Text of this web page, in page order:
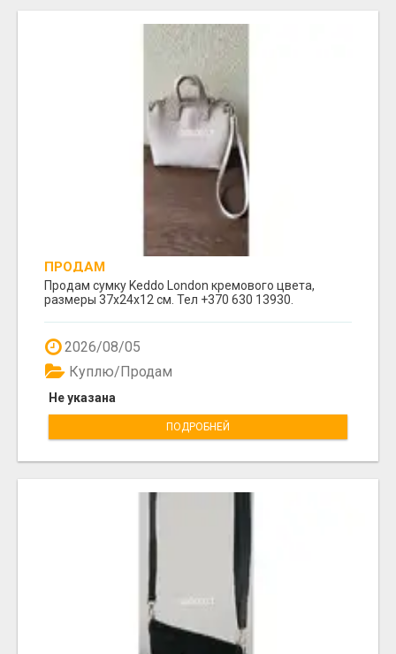
ПРОДАМ
Продам сумку Keddo London кремового цвета,
размеры 37x24x12 cм. Тел +370 630 13930.
2026/08/05
Не указана
Куплю/Продам
ПОДРОБНЕЙ